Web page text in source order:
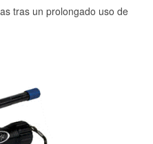
tras un prolongado uso de